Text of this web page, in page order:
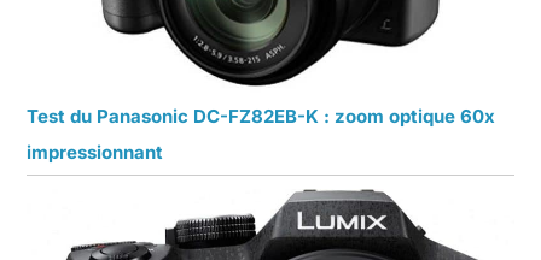
Test du Panasonic DC-FZ82EB-K : zoom optique 60x
impressionnant